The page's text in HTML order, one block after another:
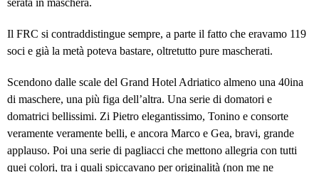
Il FRC si contraddistingue sempre, a parte il fatto che eravamo 119
soci e già la metà poteva bastare, oltretutto pure mascherati.
Scendono dalle scale del Grand Hotel Adriatico almeno una 40ina
di maschere, una più figa dell’altra. Una serie di domatori e
domatrici bellissimi. Zi Pietro elegantissimo, Tonino e consorte
veramente veramente belli, e ancora Marco e Gea, bravi, grande
applauso. Poi una serie di pagliacci che mettono allegria con tutti
quei colori, tra i quali spiccavano per originalità (non me ne